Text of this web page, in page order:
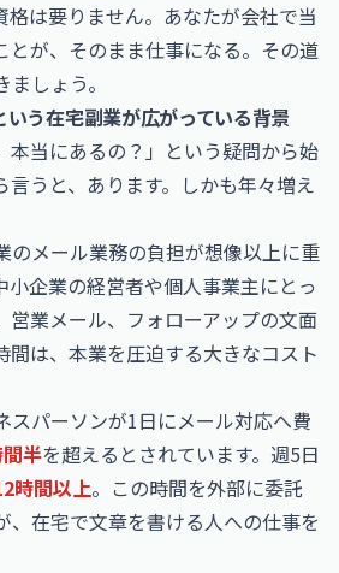
格は要りません。あなたが会社で当
とが、そのまま仕事になる。その道
しょう。
う在宅副業が広がっている背景
本当にあるの？」という疑問から始
言うと、あります。しかも年々増え
のメール業務の負担が想像以上に重
小企業の経営者や個人事業主にとっ
営業メール、フォローアップの文面
間は、本業を圧迫する大きなコスト
スパーソンが1日にメール対応へ費
半を超えるとされています。週5日
時間以上。この時間を外部に委託
、在宅で文章を書ける人への仕事を